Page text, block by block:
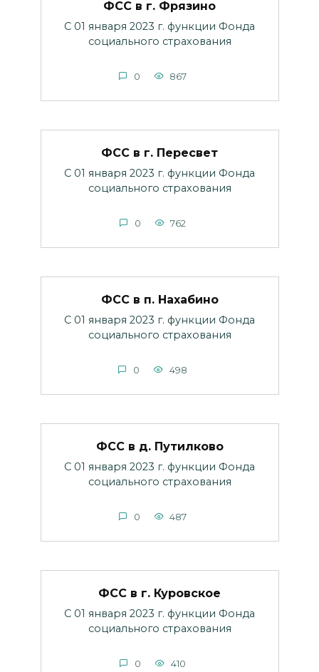
ФСС в г. Фрязино
С 01 января 2023 г. функции Фонда
социального страхования
0 867
ФСС в г. Пересвет
С 01 января 2023 г. функции Фонда
социального страхования
0 762
ФСС в п. Нахабино
С 01 января 2023 г. функции Фонда
социального страхования
0 498
ФСС в д. Путилково
С 01 января 2023 г. функции Фонда
социального страхования
0 487
ФСС в г. Куровское
С 01 января 2023 г. функции Фонда
социального страхования
0 410